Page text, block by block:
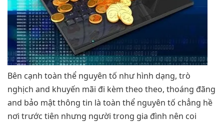
Bên cạnh toàn thể nguyên tố như hình dạng, trò
nghịch and khuyến mãi đi kèm theo theo, thoáng đãng
and bảo mật thông tin là toàn thể nguyên tố chẳng hề
nơi trước tiên nhưng người trong gia đình nên coi